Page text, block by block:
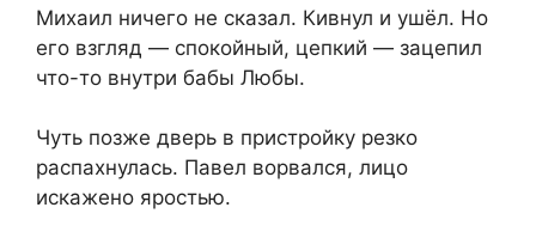
Михаил ничего не сказал. Кивнул и ушёл. Но
его взгляд — спокойный, цепкий — зацепил
что-то внутри бабы Любы.
Чуть позже дверь в пристройку резко
распахнулась. Павел ворвался, лицо
искажено яростью.